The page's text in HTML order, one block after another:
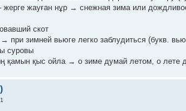
жауған нұр → снежная зима или
скот
зимней вьюге легко заблудиться (букв.
суровы
қамын қыс ойла → о зиме думай летом, о лете